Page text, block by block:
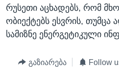
რუსეთი აცხადებს, რომ
ობიექტებს ესვრის, თუმცა
სამიზნე ენერგეტიკული
გაზიარება Follow